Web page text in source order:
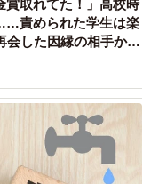
賞取れてた！」高校時
責められた学生は楽
した因縁の相手から